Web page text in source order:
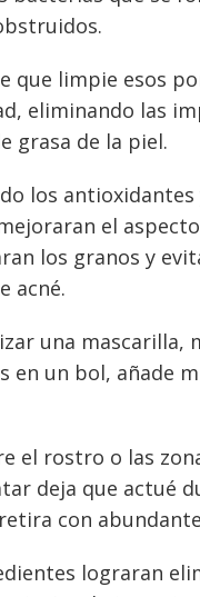
que limpie esos
eliminando las
grasa de la piel.
los antioxidantes
el
los granos y
acné.
una mascarilla,
en un bol, añade
el rostro o las
deja que actué
con
lograran